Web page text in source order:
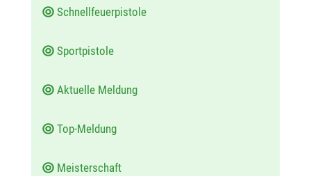
Schnellfeuerpistole
Sportpistole
Aktuelle Meldung
Top-Meldung
Meisterschaft